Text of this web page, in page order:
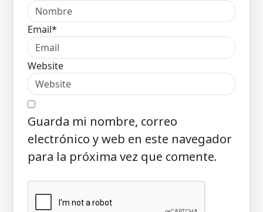
Email*
Website
Guarda mi nombre, correo
electrónico y web en este navegador
para la próxima vez que comente.